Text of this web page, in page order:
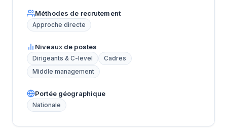
Méthodes de recrutement
Approche directe
Niveaux de postes
Dirigeants & C-level
Cadres
Middle management
Portée géographique
Nationale